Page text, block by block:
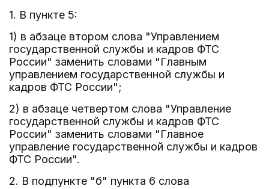
1. В пункте 5:
1) в абзаце втором слова "Управлением
государственной службы и кадров ФТС
России" заменить словами "Главным
управлением государственной службы и
кадров ФТС России";
2) в абзаце четвертом слова "Управление
государственной службы и кадров ФТС
России" заменить словами "Главное
управление государственной службы и кадров
ФТС России".
2. В подпункте "б" пункта 6 слова